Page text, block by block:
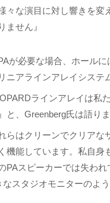
々な演目に対し響きを変
ません』
が必要な場合、ホール
ニアラインアレイシステ
ラインアレイは私
と、Greenberg氏は語り
れらはクリーンでクリア
く機能しています。私自
PAスピーカーでは失わ
スタジオモニターのよ